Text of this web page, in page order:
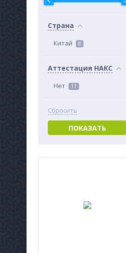
Страна
Китай 8
Аттестация НАКС
Нет 11
Сбросить
ПОКАЗАТЬ